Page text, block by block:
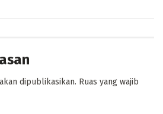
dipublikasikan. Ruas yang wajib